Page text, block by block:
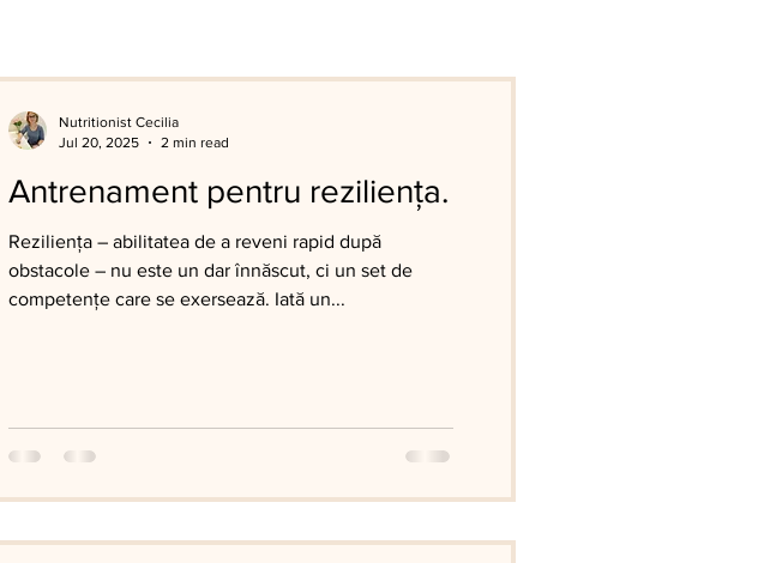
Antrenament pentru reziliența.
Reziliența – abilitatea de a reveni rapid după
obstacole – nu este un dar înnăscut, ci un set de
competențe care se exersează. Iată un...
Nutritionist Cecilia
Jul 20, 2025
2 min read